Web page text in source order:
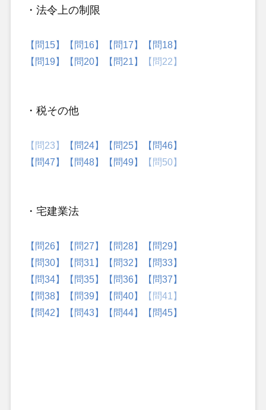
・法令上の制限
【問15】 【問16】 【問17】
【問18】
【問19】
【問20】 【問21】 【問22】
・税その他
【問23】 【問24】 【問25】
【問46】
【問47】
【問48】 【問49】 【問50】
・宅建業法
【問26】 【問27】 【問28】
【問29】
【問30】
【問31】 【問32】
【問33】
【問34】
【問35】 【問36】
【問37】
【問38】
【問39】 【問40】
【問41】
【問42】
【問43】 【問44】 【問45】